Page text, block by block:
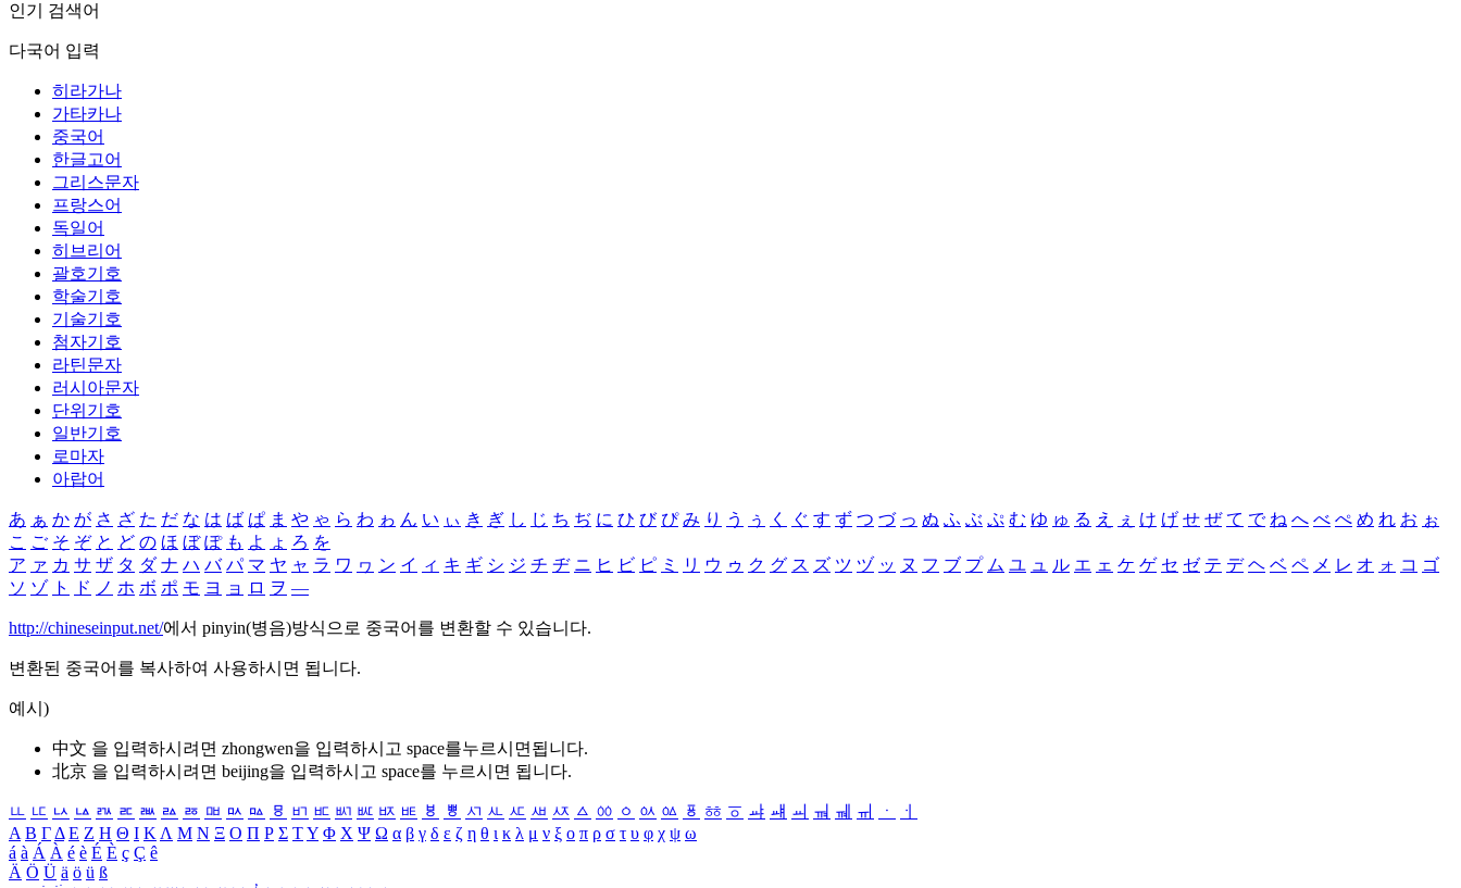
인기 검색어
다국어 입력
히라가나
가타카나
중국어
한글고어
그리스문자
프랑스어
독일어
히브리어
괄호기호
학술기호
기술기호
첨자기호
라틴문자
러시아문자
단위기호
일반기호
로마자
아랍어
あ ぁ か が さ ざ た だ な は ば ぱ ま や ゃ ら わ ゎ ん い ぃ き ぎ し じ ち ぢ に ひ び ぴ み り う ぅ く ぐ す ず つ づ っ ぬ ふ ぶ ぷ む ゆ ゅ る え ぇ け げ せ ぜ て で ね へ べ ぺ め れ お ぉ
こ ご そ ぞ と ど の ほ ぼ ぽ も よ ょ ろ を
ア ァ カ サ ザ タ ダ ナ ハ バ パ マ ヤ ャ ラ ワ ヮ ン イ ィ キ ギ シ ジ チ ヂ ニ ヒ ビ ピ ミ リ ウ ゥ ク グ ス ズ ツ ヅ ッ ヌ フ ブ プ ム ユ ュ ル エ ェ ケ ゲ セ ゼ テ デ ヘ ベ ペ メ レ オ ォ コ ゴ
ソ ゾ ト ド ノ ホ ボ ポ モ ヨ ョ ロ ヲ ―
http://chineseinput.net/에서 pinyin(병음)방식으로 중국어를 변환할 수 있습니다.
변환된 중국어를 복사하여 사용하시면 됩니다.
예시)
中文 을 입력하시려면 zhongwen을 입력하시고 space를누르시면됩니다.
北京 을 입력하시려면 beijing을 입력하시고 space를 누르시면 됩니다.
ㅥ ㅦ ㅧ ㅨ ㅩ ㅪ ㅫ ㅬ ㅭ ㅮ ㅯ ㅰ ㅱ ㅲ ㅳ ㅴ ㅵ ㅶ ㅷ ㅸ ㅹ ㅺ ㅻ ㅼ ㅽ ㅾ ㅿ ㆀ ㆁ ㆂ ㆃ ㆄ ㆅ ㆆ ㆇ ㆈ ㆉ ㆊ ㆋ ㆌ ㆍ
ㆎ
Α Β ΓΔ Ε Ζ Η Θ Ι ΚΛ Μ Ν Ξ Ο Π Ρ Σ ΤΥ Φ Χ Ψ Ω α β γ δ ε ζ η θ ι κ λ μ ν ξ ο π ρ σ τ υ φ χ ψ ω
á à Á À é è É È ç Ç ê
Ä Ö Ü ä ö ü ß